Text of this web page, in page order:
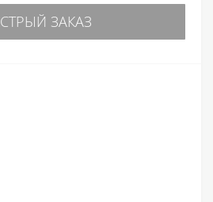
ЗАКАЗ